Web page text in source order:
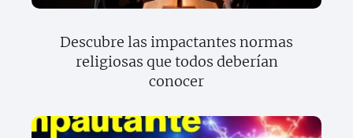
Descubre las impactantes normas
religiosas que todos deberían
conocer